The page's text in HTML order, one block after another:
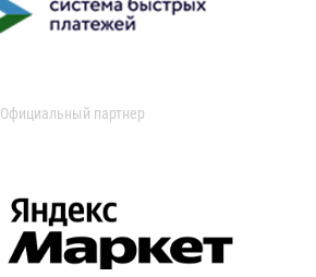
Официальный партнер